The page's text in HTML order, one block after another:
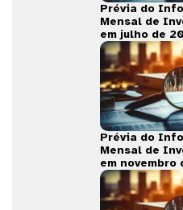
Prévia do
Mensal de
em julho de
Prévia do
Mensal de
em novembro